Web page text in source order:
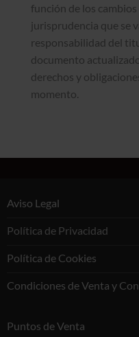
función de los
jurisprudencia que se
responsabilidad del
documento
derechos y
momento.
Aviso Legal
Política de Privacidad
Política de Cookies
Condiciones de Venta y
Puntos de Venta